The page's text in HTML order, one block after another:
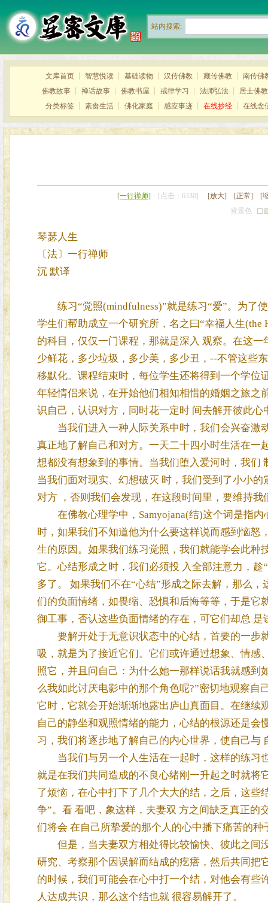
站内搜索:
文库首页 ┊ 智慧悦读 ┊ 基础读物 ┊ 汉传佛教 ┊ 藏传佛教 ┊ 南传佛
佛教故事 ┊ 禅话故事 ┊ 佛教书屋 ┊ 戒律学习 ┊ 法师弘法 ┊ 居士佛教
分类标签 ┊ 素食生活 ┊ 佛化家庭 ┊ 感应事迹 ┊ 在线抄经 ┊ 在线念
[一行禅师] [点击：6330] [放大] [正常]
[
背景色
琴瑟人生
〔法〕一行禅师
沉 默译
练习“觉照(mindfulness)”就是练习“爱”。为了
学生们帮助成立一个研究所，名之曰“幸福人生(the
的科目，仅仅一门课程，那就是深入 观察。在这
少鲜花，多少垃圾，多少美，多少丑，--不管这些
移默化。课程结束时，每位学生还将得到一个学位
年轻情侣来说，在开始他们相知相惜的婚姻之旅之
识自己，认识对方，同时花一定时 间去解开彼此
当我们进入一种人际关系中时，我们会兴奋激
真正地了解自己和对方。一天二十四小时生活在一
想都没有想象到的事情。当我们堕入爱河时，我们
当我们面对现实、幻想破灭 时，我们受到了小小
对方 ，否则我们会发现，在这段时间里，要维持我
在佛教心理学中，Samyojana(结)这个词是指内
时，如果我们不知道他为什么要这样说而感到恼
生的原因。如果我们练习觉照，我们就能学会此种
它。心结形成之时，我们必须投 入全部注意力，
多了。 如果我们不在“心结”形成之际去解，那么
们的负面情绪，如畏缩、恐惧和后悔等等，于是它
御工事，否认这些负面情绪的存在，可它们却总 是
要解开处于无意识状态中的心结，首要的一步
吸，就是为了接近它们。它们或许通过想象、情感
照它，并且问自己：为什么她一那样说话我就感到
么我如此讨厌电影中的那个角色呢?”密切地观察
它时，它就会开始渐渐地露出庐山真面目。在继续
自己的静坐和观照情绪的能力，心结的根源还是
习，我们将逐步地了解自己的内心世界，使自己与
当我们与另一个人生活在一起时，这样的练习
就是在我们共同造成的不良心绪刚一升起之时就将
了烦恼，在心中打下了几个大大的结，之后，这些
争”。看 看吧，象这样，夫妻双 方之间缺乏真正的
们将会 在自己所挚爱的那个人的心中播下痛苦的种
但是，当夫妻双方相处得比较愉快、彼此之间
研究、考察那个因误解而结成的疙瘩，然后共同把
的时候，我们可能会在心中打一个结，对他会有
人达成共识，那么这个结也就 很容易解开了。